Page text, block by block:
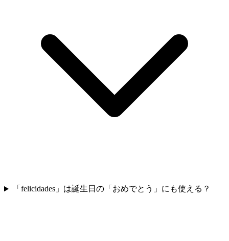
「felicidades」は誕生日の「おめでとう」にも使える？